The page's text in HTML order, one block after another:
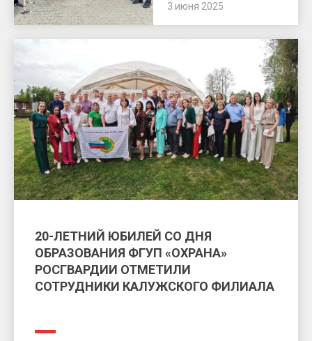
3 июня 2025
20-ЛЕТНИЙ ЮБИЛЕЙ СО ДНЯ
ОБРАЗОВАНИЯ ФГУП «ОХРАНА»
РОСГВАРДИИ ОТМЕТИЛИ
СОТРУДНИКИ КАЛУЖСКОГО ФИЛИАЛА